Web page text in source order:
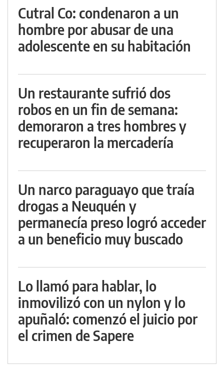
Cutral Co: condenaron a un
hombre por abusar de una
adolescente en su habitación
Un restaurante sufrió dos
robos en un fin de semana:
demoraron a tres hombres y
recuperaron la mercadería
Un narco paraguayo que traía
drogas a Neuquén y
permanecía preso logró acceder
a un beneficio muy buscado
Lo llamó para hablar, lo
inmovilizó con un nylon y lo
apuñaló: comenzó el juicio por
el crimen de Sapere